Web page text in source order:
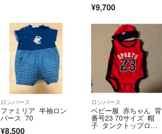
¥9,700
ロンパース
ファミリア 半袖ロン
パース 70
¥8,500
ロンパース
ベビー服 赤ちゃん 背
番号23 70サイズ 帽
子 タンクトップロン